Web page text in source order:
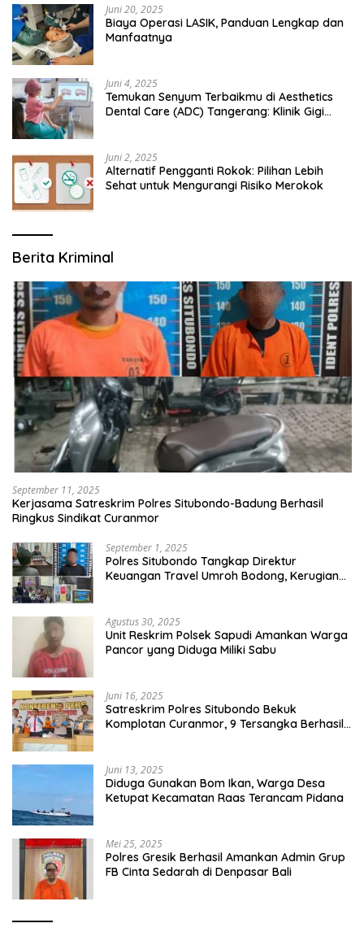
Juni 20, 2025
Biaya Operasi LASIK, Panduan Lengkap dan
Manfaatnya
Juni 4, 2025
Temukan Senyum Terbaikmu di Aesthetics
Dental Care (ADC) Tangerang: Klinik Gigi
Juni 2, 2025
Alternatif Pengganti Rokok: Pilihan Lebih
Sehat untuk Mengurangi Risiko Merokok
Berita Kriminal
September 11, 2025
Kerjasama Satreskrim Polres Situbondo-Badung Berhasil
Ringkus Sindikat Curanmor
September 1, 2025
Polres Situbondo Tangkap Direktur
Keuangan Travel Umroh Bodong, Kerugian
Agustus 30, 2025
Unit Reskrim Polsek Sapudi Amankan Warga
Pancor yang Diduga Miliki Sabu
Juni 16, 2025
Satreskrim Polres Situbondo Bekuk
Komplotan Curanmor, 9 Tersangka Berhasil
Juni 13, 2025
Diduga Gunakan Bom Ikan, Warga Desa
Ketupat Kecamatan Raas Terancam Pidana
Mei 25, 2025
Polres Gresik Berhasil Amankan Admin Grup
FB Cinta Sedarah di Denpasar Bali